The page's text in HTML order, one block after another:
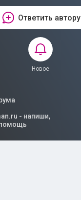
Ответить автору
Новое
- напиши,